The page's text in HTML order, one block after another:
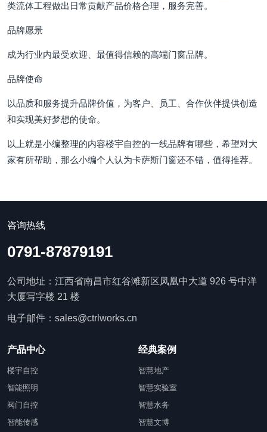
类流体工程做出日常贡献产品价格合理，服务完善。
品牌愿景
成为行业内最受欢迎、最值得信赖的高端门窗品牌。
品牌使命
以品质和服务提升品牌价值，为客户、员工、合作伙伴提供创造
和实现美好梦想的使命。
以上就是小编整理的内容楼宇自控的一线品牌有哪些，希望对大
家有所帮助，那么小编个人认为卡萨斯门窗还不错，值得推荐。
咨询热线
0791-87879191
公司地址：江西省南昌市红谷滩新区凤凰中大道 926 号中洋
大厦写字楼 21 楼
电子邮件：sales@ctrlworks.cn
产品中心
楼宇自控
智能照明
阀门自控
智能传感
经典案例
智慧地产
智慧实验室
智慧水务
智慧文博